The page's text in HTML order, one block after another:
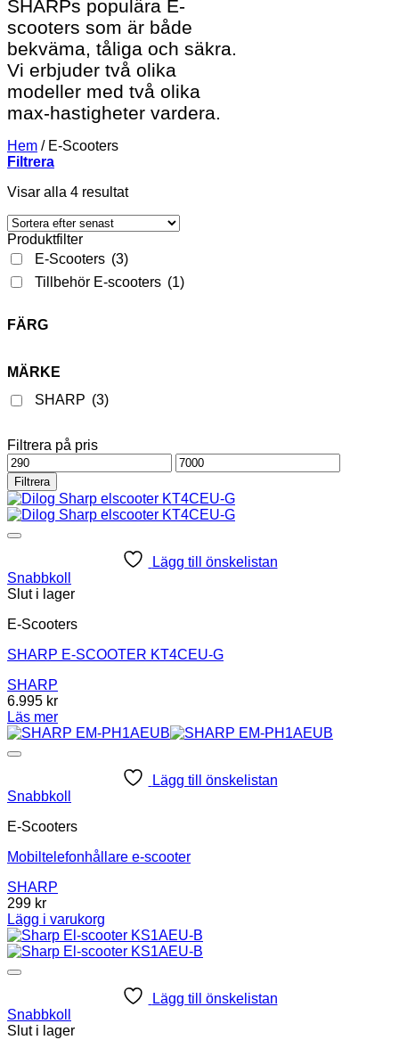
SHARPs populära E-
scooters som är både
bekväma, tåliga och säkra.
Vi erbjuder två olika
modeller med två olika
max-hastigheter vardera.
Hem /E-Scooters
Filtrera
Visar alla 4 resultatSortera
senaste
Produktfilter
E-Scooters (3)
Tillbehör E-scooters (1)
FÄRG
MÄRKE
SHARP (3)
Filtrera på pris
Min
pris
Max
pris
Filtrera
Lägg till önskelistan
Snabbkoll
Slut i lager
E-Scooters
SHARP E-SCOOTER KT4CEU-G
SHARP
6.995 kr
Läs mer
Lägg till önskelistan
Snabbkoll
E-Scooters
Mobiltelefonhållare e-scooter
SHARP
299 kr
Lägg i varukorg
Lägg till önskelistan
Snabbkoll
Slut i lager